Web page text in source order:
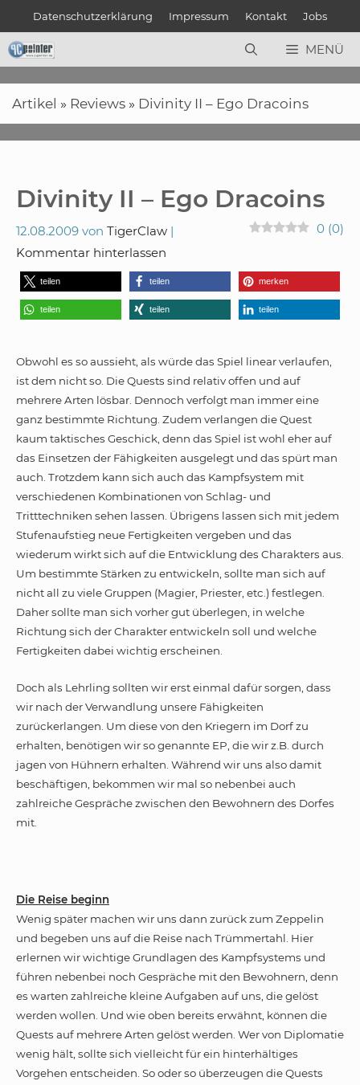
springen
Datenschutzerklärung Impressum Kontakt Jobs
MENÜ
Artikel » Reviews » Divinity II – Ego Dracoins
Divinity II – Ego Dracoins
12.08.2009 von TigerClaw 0 (0)
Kommentar hinterlassen
teilen teilen merken
teilen teilen teilen
Obwohl es so aussieht, als würde das Spiel linear verlaufen,
ist dem nicht so. Die Quests sind relativ offen und auf
mehrere Arten lösbar. Dennoch verfolgt man immer eine
ganz bestimmte Richtung. Zudem verlangen die Quest
kaum taktisches Geschick, denn das Spiel ist wohl eher auf
das Einsetzen der Fähigkeiten ausgelegt und das spürt man
auch. Trotzdem kann sich auch das Kampfsystem mit
verschiedenen Kombinationen von Schlag- und
Tritttechniken sehen lassen. Übrigens lassen sich mit jedem
Stufenaufstieg neue Fertigkeiten vergeben und das
wiederum wirkt sich auf die Entwicklung des Charakters aus.
Um bestimmte Stärken zu entwickeln, sollte man sich auf
nicht all zu viele Gruppen (Magier, Priester, etc.) festlegen.
Daher sollte man sich vorher gut überlegen, in welche
Richtung sich der Charakter entwickeln soll und welche
Fertigkeiten dabei wichtig erscheinen.
Doch als Lehrling sollten wir erst einmal dafür sorgen, dass
wir nach der Verwandlung unsere Fähigkeiten
zurückerlangen. Um diese von den Kriegern im Dorf zu
erhalten, benötigen wir so genannte EP, die wir z.B. durch
jagen von Hühnern erhalten. Während wir uns also damit
beschäftigen, bekommen wir mal so nebenbei auch
zahlreiche Gespräche zwischen den Bewohnern des Dorfes
mit.
Die Reise beginn
Wenig später machen wir uns dann zurück zum Zeppelin
und begeben uns auf die Reise nach Trümmertahl. Hier
erlernen wir wichtige Grundlagen des Kampfsystems und
führen nebenbei noch Gespräche mit den Bewohnern, denn
es warten zahlreiche kleine Aufgaben auf uns, die gelöst
werden wollen. Und wie oben bereits erwähnt, können die
Quests auf mehrere Arten gelöst werden. Wer von Diplomatie
wenig hält, sollte sich vielleicht für ein hinterhältiges
Vorgehen entscheiden. So oder so überzeugen die Quests